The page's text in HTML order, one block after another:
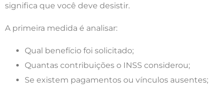
significa que você deve desistir.
A primeira medida é analisar:
Qual benefício foi solicitado;
Quantas contribuições o INSS considerou;
Se existem pagamentos ou vínculos ausentes;